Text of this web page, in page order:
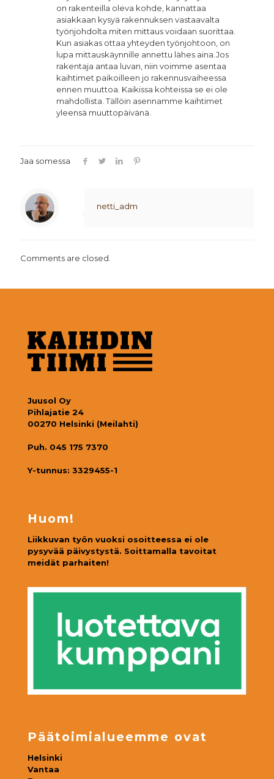
on rakenteilla oleva kohde, kannattaa
asiakkaan kysyä rakennuksen vastaavalta
työnjohdolta miten mittaus voidaan suorittaa.
Kun asiakas ottaa yhteyden työnjohtoon, on
lupa mittauskäynnille annettu lähes aina.Jos
rakentaja antaa luvan, niin voimme asentaa
kaihtimet paikoilleen jo rakennusvaiheessa
ennen muuttoa. Kaikissa kohteissa se ei ole
mahdollista. Tällöin asennamme kaihtimet
yleensä muuttopäivänä.
Jaa somessa
netti_adm
Comments are closed.
Juusol Oy
Pihlajatie 24
00270 Helsinki (Meilahti)
Puh. 045 175 7370
Y-tunnus: 3329455-1
Huom!
Liikkuvan työn vuoksi osoitteessa ei ole
pysyvää päivystystä. Soittamalla tavoitat
meidät parhaiten!
Päätoimialueemme ovat
Helsinki
Vantaa